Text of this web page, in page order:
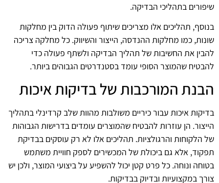
שיפורים בתהליכי הבדיקה.
בנוסף, תהליכים אלו מצריכים שיתוף פעולה הדוק בין מחלקות
שונות, כמו מחלקות ההנדסה, הייצור והשיווק. כל מחלקה צריכה
להבין את החשיבות של תהליך הבדיקה ולשתף פעולה כדי
להבטיח שהמוצר הסופי עומד בסטנדרטים הגבוהים ביותר.
הבנת המורכבות של בדיקות איכות
בדיקות איכות עבור כיריים משולבות מהוות שלב קרדינלי בתהליך
הייצור. הן עוזרות להבטיח שהמוצרים עומדים בדרישות הגבוהות
של הלקוחות והרגולציות. תהליכים אלו לא רק עוסקים בבדיקת
תפקוד, אלא גם ביכולת של המכשירים לספק חוויית משתמש
בטוחה ונוחה. כל פרט קטן יכול להשפיע על ביצועי המוצר, ולכן יש
צורך במקצועיות ובדיוק בבדיקות.